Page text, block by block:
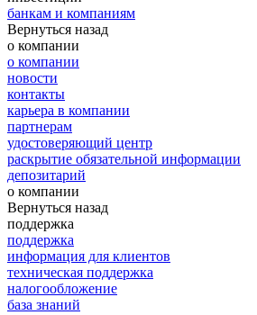
банкам и компаниям
Вернуться назад
о компании
о компании
новости
контакты
карьера в компании
партнерам
удостоверяющий центр
раскрытие обязательной информации
депозитарий
о компании
Вернуться назад
поддержка
поддержка
информация для клиентов
техническая поддержка
налогообложение
база знаний